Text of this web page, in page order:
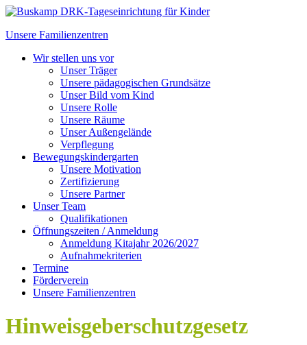
Unsere Familienzentren
Wir stellen uns vor
Unser Träger
Unsere pädagogischen Grundsätze
Unser Bild vom Kind
Unsere Rolle
Unsere Räume
Unser Außengelände
Verpflegung
Bewegungskindergarten
Unsere Motivation
Zertifizierung
Unsere Partner
Unser Team
Qualifikationen
Öffnungszeiten / Anmeldung
Anmeldung Kitajahr 2026/2027
Aufnahmekriterien
Termine
Förderverein
Unsere Familienzentren
Hinweisgeberschutzgesetz